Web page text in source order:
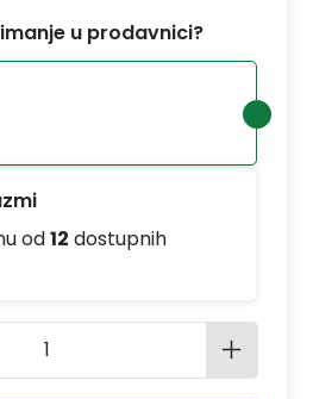
u prodavnici?
od12 dostupnih
Unesite